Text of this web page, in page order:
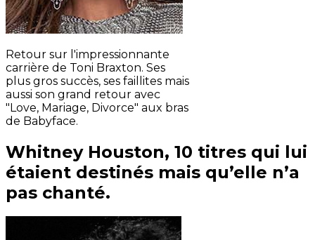
Retour sur l'impressionnante
carrière de Toni Braxton. Ses
plus gros succès, ses faillites mais
aussi son grand retour avec
"Love, Mariage, Divorce" aux bras
de Babyface.
Whitney Houston, 10 titres qui lui
étaient destinés mais qu’elle n’a
pas chanté.